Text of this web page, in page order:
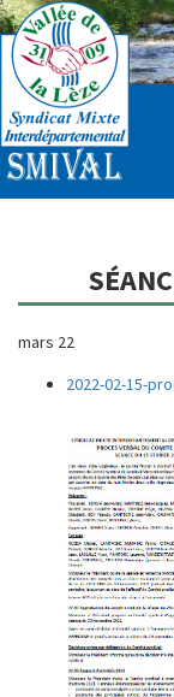
mars 22
2022-02-15-